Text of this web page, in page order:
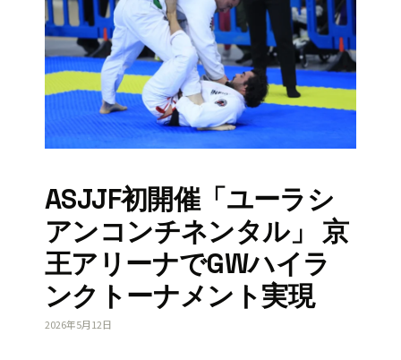
ASJJF初開催「ユーラシ
アンコンチネンタル」 京
王アリーナでGWハイラ
ンクトーナメント実現
2026年5月12日